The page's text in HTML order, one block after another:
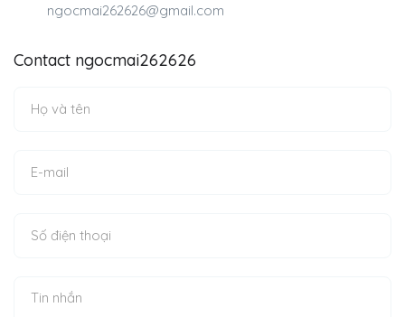
ngocmai262626@gmail.com
Contact ngocmai262626